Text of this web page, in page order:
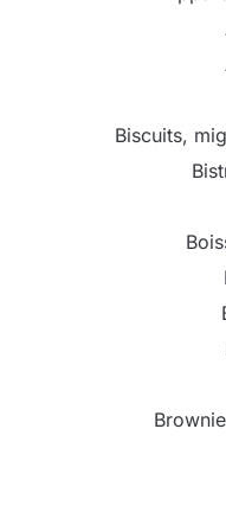
Biscuits,